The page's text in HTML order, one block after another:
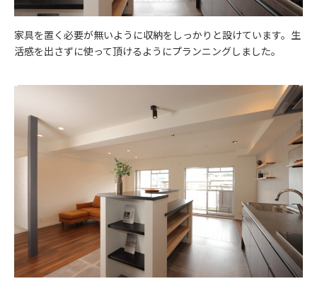
家具を置く必要が無いように収納をしっかりと設けています。生
活感を出さずに使って頂けるようにプランニングしました。